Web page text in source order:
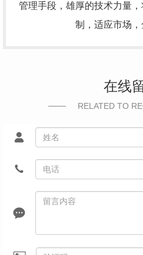
管理手段，雄厚的技术力量
制，适应市场，
在线
RELATED TO